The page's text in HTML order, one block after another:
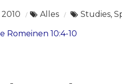
Alles Studies,
Romeinen 10:4-10